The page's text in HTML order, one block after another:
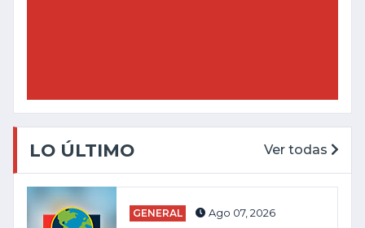
LO ÚLTIMO Ver todas
GENERAL Ago 07, 2026